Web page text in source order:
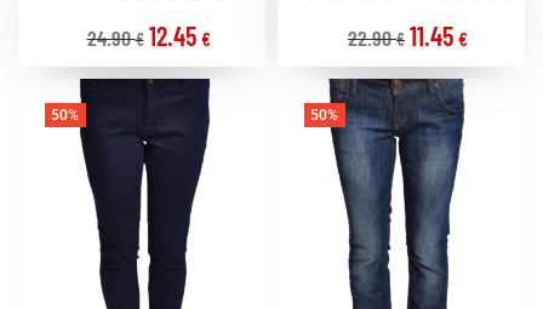
24.90€ 12.45 €
22.90€ 11.45 €
50% 50%